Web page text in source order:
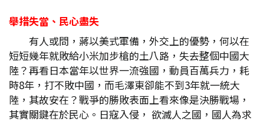
舉措失當、民心盡失
有人或問，蔣以美式軍備，外交上的優勢，何以在
短短幾年就敗給小米加步槍的土八路，失去整個中國大
陸？再看日本當年以世界一流強國，動員百萬兵力，耗
時8年，打不敗中國，而毛澤東卻能不到3年就一統大
陸，其故安在？戰爭的勝敗表面上看來像是決勝戰場，
其實關鍵在於民心。日寇入侵， 欲滅人之國，國人為求